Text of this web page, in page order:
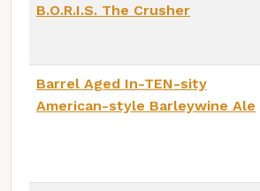
B.O.R.I.S. The Crusher
Barrel Aged In-TEN-sity
American-style Barleywine Ale